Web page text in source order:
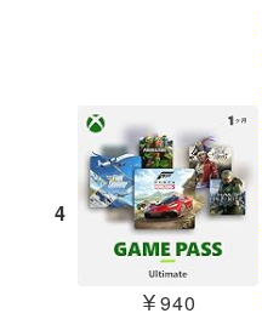
4
￥940